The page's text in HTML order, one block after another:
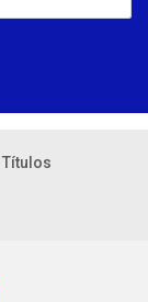
Títulos